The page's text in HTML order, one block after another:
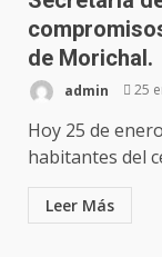
de Morichal.
admin 25
Hoy 25 de
habitantes del
Leer Más